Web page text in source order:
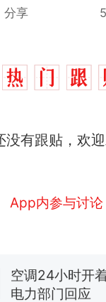
分享
没有跟贴，欢
App内参与讨论
全部作废，公
国大使骑行绕了
线一圈，还曾
搬家报价570元
5060元才肯搬
空调24小时开
电力部门回应